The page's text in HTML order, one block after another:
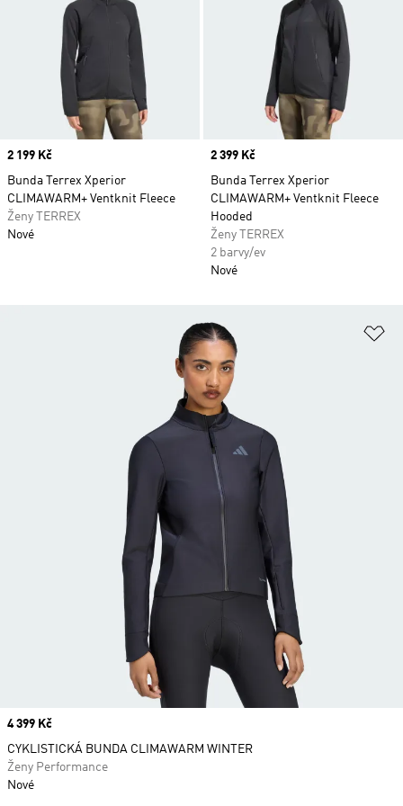
Price
2 199 Kč
Bunda Terrex Xperior
CLIMAWARM+ Ventknit Fleece
Ženy TERREX
Nové
Price
2 399 Kč
Bunda Terrex Xperior
CLIMAWARM+ Ventknit Fleece
Hooded
Ženy TERREX
2 barvy/ev
Nové
Price
4 399 Kč
CYKLISTICKÁ BUNDA CLIMAWARM WINTER
Ženy Performance
Nové